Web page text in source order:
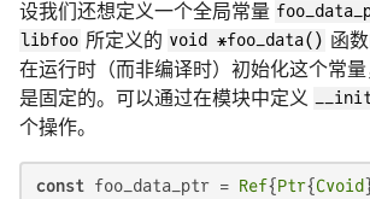
设我们还想定义一个全局常量
libfoo 所定义的 void *foo_data() 函
在运行时（而非编译时）初始化这个常
是固定的。可以通过在模块中定义
个操作。
const foo_data_ptr = Ref{Ptr{Cvoid